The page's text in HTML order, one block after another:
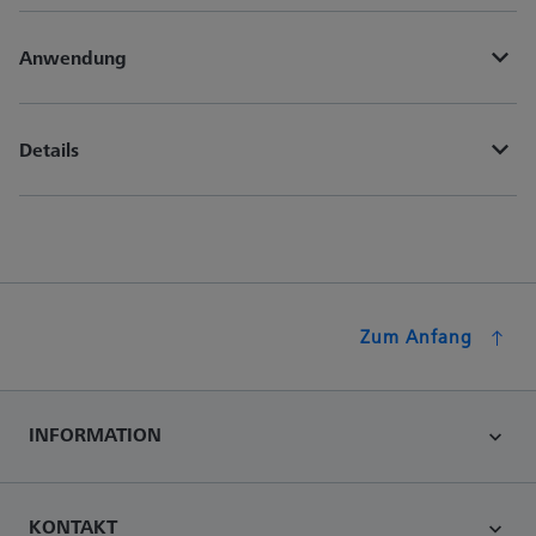
Anwendung
Details
Zum Anfang
INFORMATION
KONTAKT